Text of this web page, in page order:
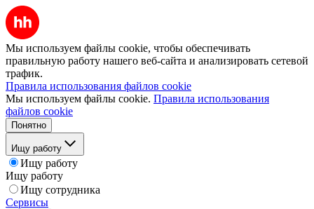
Мы используем файлы cookie, чтобы обеспечивать
правильную работу нашего веб-сайта и анализировать сетевой
трафик.
Правила использования файлов cookie
Мы используем файлы cookie. Правила использования
файлов cookie
Понятно
Ищу работу
Ищу работу
Ищу работу
Ищу сотрудника
Сервисы